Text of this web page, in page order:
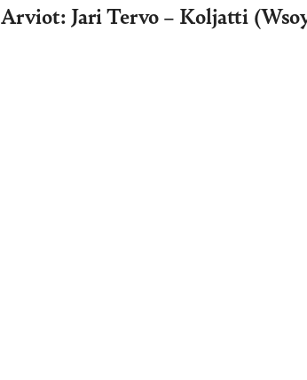
Arviot: Jari Tervo – Koljatti